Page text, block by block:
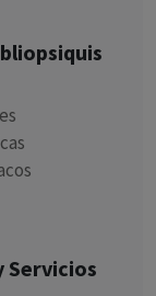
Servicios